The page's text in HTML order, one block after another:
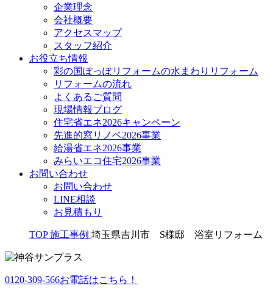
企業理念
会社概要
アクセスマップ
スタッフ紹介
お役立ち情報
彩の国ぽっぽリフォームの水まわりリフォーム
リフォームの流れ
よくあるご質問
現場情報ブログ
住宅省エネ2026キャンペーン
先進的窓リノベ2026事業
給湯省エネ2026事業
みらいエコ住宅2026事業
お問い合わせ
お問い合わせ
LINE相談
お見積もり
TOP 施工事例 埼玉県吉川市 S様邸 浴室リフォーム
0120-309-566お電話はこちら！